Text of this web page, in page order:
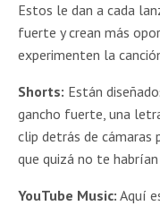
Estos le dan a cada
fuerte y crean más
experimenten la
Shorts: Están
gancho fuerte, una
clip detrás de cámaras
que quizá no te
YouTube Music: Aquí